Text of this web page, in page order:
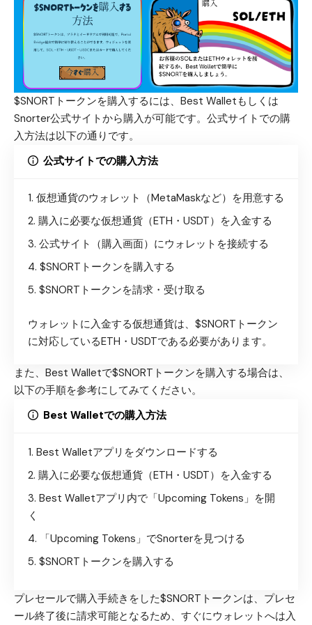
$SNORTトークンを購入するには、Best Walletもしくは
Snorter公式サイトから購入が可能です。公式サイトでの購
入方法は以下の通りです。
公式サイトでの購入方法
仮想通貨のウォレット（MetaMaskなど）を用意する
購入に必要な仮想通貨（ETH・USDT）を入金する
公式サイト（購入画面） にウォレットを接続する
$SNORTトークンを購入する
$SNORTトークンを請求・受け取る
ウォレットに入金する仮想通貨は、$SNORTトークン
に対応しているETH・USDTである必要があります。
また、Best Walletで$SNORTトークンを購入する場合は、
以下の手順を参考にしてみてください。
Best Walletでの購入方法
Best Walletアプリをダウンロードする
購入に必要な仮想通貨（ETH・USDT）を入金する
Best Walletアプリ内で「Upcoming Tokens」を開
く
「Upcoming Tokens」でSnorterを見つける
$SNORTトークンを購入する
プレセールで購入手続きをした$SNORTトークンは、プレセ
ール終了後に請求可能となるため、すぐにウォレットへは入